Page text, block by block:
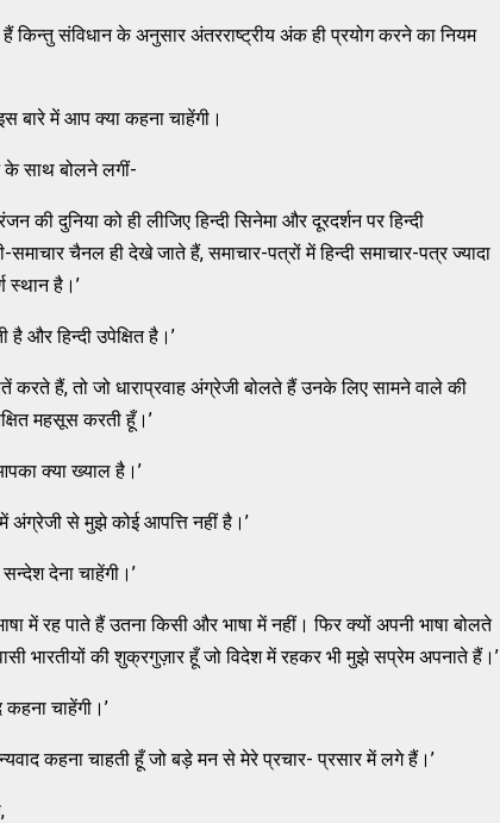
किन्तु संविधान के अनुसार अंतरराष्ट्रीय अंक ही प्रयोग करने का नियम
बारे में आप क्या कहना चाहेंगी।
के साथ बोलने लगीं-
की दुनिया को ही लीजिए हिन्दी सिनेमा और दूरदर्शन पर हिन्दी
समाचार चैनल ही देखे जाते हैं, समाचार-पत्रों में हिन्दी समाचार-पत्र ज्यादा
स्थान है।’
और हिन्दी उपेक्षित है।’
हैं, तो जो धाराप्रवाह अंग्रेजी बोलते हैं उनके लिए सामने वाले की
महसूस करती हूँ।’
क्या ख्याल है।’
अंग्रेजी से मुझे कोई आपत्ति नहीं है।’
देना चाहेंगी।’
में रह पाते हैं उतना किसी और भाषा में नहीं। फिर क्यों अपनी भाषा बोलते
भारतीयों की शुक्रगुज़ार हूँ जो विदेश में रहकर भी मुझे सप्रेम अपनाते हैं।’
चाहेंगी।’
कहना चाहती हूँ जो बड़े मन से मेरे प्रचार- प्रसार में लगे हैं।’